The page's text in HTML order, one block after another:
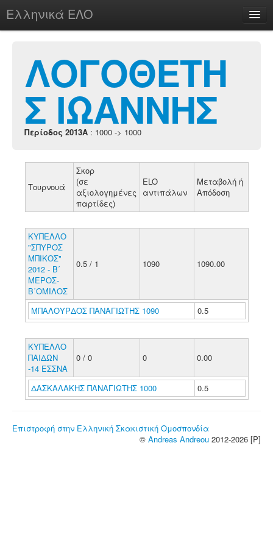
Ελληνικά ΕΛΟ
chesstu.be @ discord
Login
ΛΟΓΟΘΕΤΗ
Σ ΙΩΑΝΝΗΣ
Περίοδος 2013A : 1000 -> 1000
Τουρνουά
Σκορ
(σε
αξιολογημένες
παρτίδες)
ELO
αντιπάλων
Μεταβολή ή
Απόδοση
ΚΥΠΕΛΛΟ
"ΣΠΥΡΟΣ
ΜΠΙΚΟΣ"
2012 - Β΄
ΜΕΡΟΣ-
Β΄ΟΜΙΛΟΣ
0.5 / 1 1090 1090.00
ΜΠΑΛΟΥΡΔΟΣ ΠΑΝΑΓΙΩΤΗΣ 1090 0.5
ΚΥΠΕΛΛΟ
ΠΑΙΔΩΝ
-14 ΕΣΣΝΑ
0 / 0 0 0.00
ΔΑΣΚΑΛΑΚΗΣ ΠΑΝΑΓΙΩΤΗΣ 1000 0.5
Επιστροφή στην Ελληνική Σκακιστική Ομοσπονδία
© Andreas Andreou 2012-2026 [P]